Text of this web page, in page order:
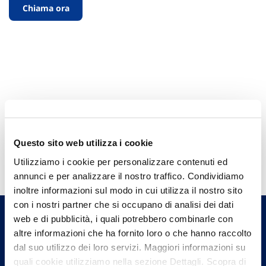
Questo sito web utilizza i cookie
Utilizziamo i cookie per personalizzare contenuti ed
annunci e per analizzare il nostro traffico. Condividiamo
inoltre informazioni sul modo in cui utilizza il nostro sito
con i nostri partner che si occupano di analisi dei dati
web e di pubblicità, i quali potrebbero combinarle con
altre informazioni che ha fornito loro o che hanno raccolto
dal suo utilizzo dei loro servizi. Maggiori informazioni su
quali cookie utilizziamo nella sezione Dettagli. Scopra di
Chiama ora
Hai bisogno di
informazioni?
Trova l'Agenzia più vicina a te e parla con
un nostro Agente.
Contattaci